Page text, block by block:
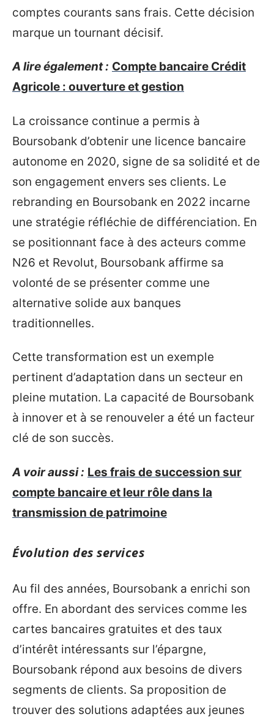
comptes courants sans frais. Cette décision
marque un tournant décisif.
A lire également : Compte bancaire Crédit
Agricole : ouverture et gestion
La croissance continue a permis à
Boursobank d’obtenir une licence bancaire
autonome en 2020, signe de sa solidité et de
son engagement envers ses clients. Le
rebranding en Boursobank en 2022 incarne
une stratégie réfléchie de différenciation. En
se positionnant face à des acteurs comme
N26 et Revolut, Boursobank affirme sa
volonté de se présenter comme une
alternative solide aux banques
traditionnelles.
Cette transformation est un exemple
pertinent d’adaptation dans un secteur en
pleine mutation. La capacité de Boursobank
à innover et à se renouveler a été un facteur
clé de son succès.
A voir aussi : Les frais de succession sur
compte bancaire et leur rôle dans la
transmission de patrimoine
Évolution des services
Au fil des années, Boursobank a enrichi son
offre. En abordant des services comme les
cartes bancaires gratuites et des taux
d’intérêt intéressants sur l’épargne,
Boursobank répond aux besoins de divers
segments de clients. Sa proposition de
trouver des solutions adaptées aux jeunes